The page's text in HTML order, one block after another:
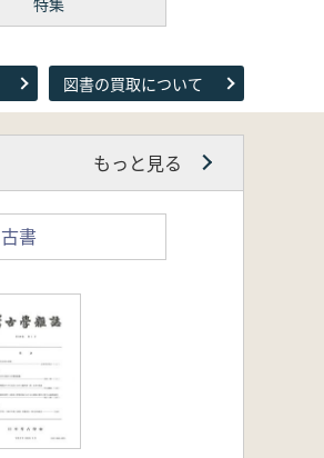
図書の買取について
もっと見る
古書